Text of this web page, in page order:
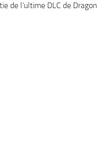
de l’ultime DLC de Dragon